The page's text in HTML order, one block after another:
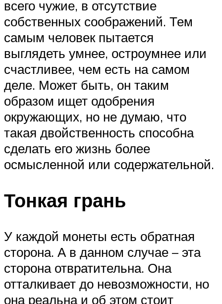
всего чужие, в отсутствие
собственных соображений. Тем
самым человек пытается
выглядеть умнее, остроумнее или
счастливее, чем есть на самом
деле. Может быть, он таким
образом ищет одобрения
окружающих, но не думаю, что
такая двойственность способна
сделать его жизнь более
осмысленной или содержательной.
Тонкая грань
У каждой монеты есть обратная
сторона. А в данном случае – эта
сторона отвратительна. Она
отталкивает до невозможности, но
она реальна и об этом стоит